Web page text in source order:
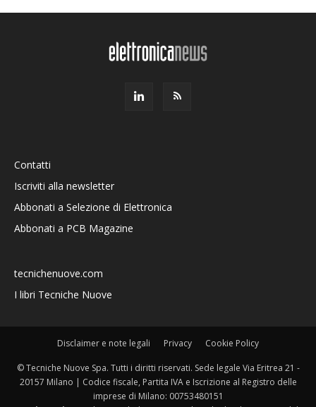
Contatti
Iscriviti alla newsletter
Abbonati a Selezione di Elettronica
Abbonati a PCB Magazine
tecnichenuove.com
I libri Tecniche Nuove
Disclaimer e note legali Privacy Cookie Policy
© Tecniche Nuove Spa. Tutti i diritti riservati. Sede legale Via Eritrea 21 -
20157 Milano | Codice fiscale, Partita IVA e Iscrizione al Registro delle
imprese di Milano: 00753480151